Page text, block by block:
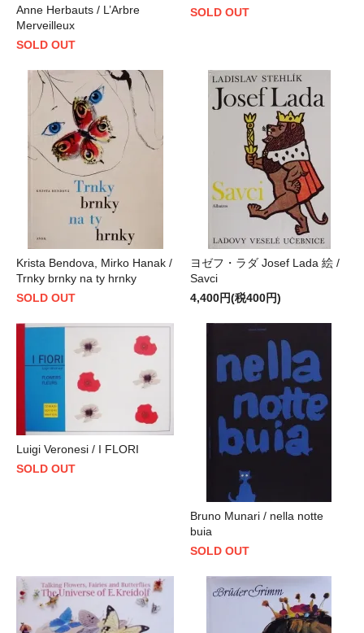
Anne Herbauts / L’Arbre
Merveilleux
SOLD OUT
SOLD OUT
Krista Bendova, Mirko Hanak /
Trnky brnky na ty hrnky
SOLD OUT
ヨゼフ・ラダ Josef Lada 絵 /
Savci
4,400円(税400円)
Luigi Veronesi / I FLORI
SOLD OUT
Bruno Munari / nella notte
buia
SOLD OUT